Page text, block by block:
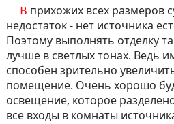
В прихожих всех размеров существует одинаковый
недостаток - нет источника
Поэтому выполнять отделку
лучше в светлых тонах. Ведь
способен зрительно
помещение. Очень хорошо
освещение, которое
все входы в комнаты